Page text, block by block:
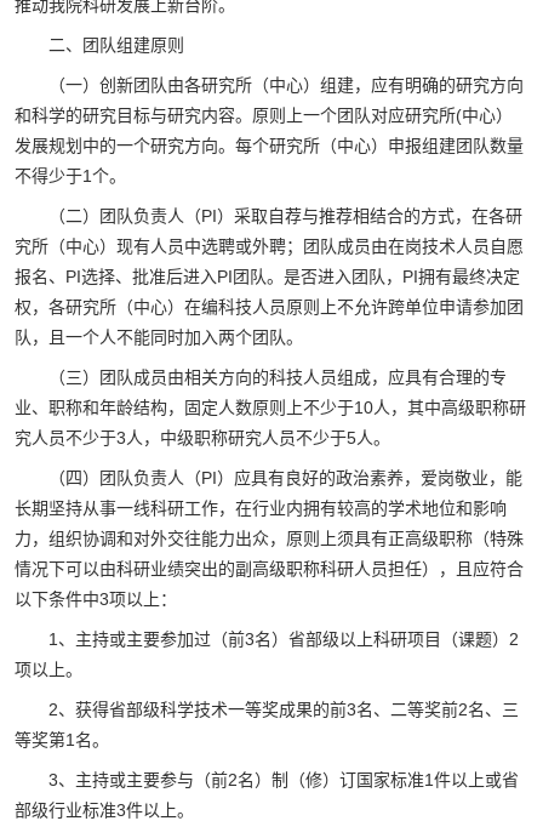
推动我院科研发展上新台阶。
二、团队组建原则
（一）创新团队由各研究所（中心）组建，应有明确的研究方向
和科学的研究目标与研究内容。原则上一个团队对应研究所(中心）
发展规划中的一个研究方向。每个研究所（中心）申报组建团队数量
不得少于1个。
（二）团队负责人（PI）采取自荐与推荐相结合的方式，在各研
究所（中心）现有人员中选聘或外聘；团队成员由在岗技术人员自愿
报名、PI选择、批准后进入PI团队。是否进入团队，PI拥有最终决定
权，各研究所（中心）在编科技人员原则上不允许跨单位申请参加团
队，且一个人不能同时加入两个团队。
（三）团队成员由相关方向的科技人员组成，应具有合理的专
业、职称和年龄结构，固定人数原则上不少于10人，其中高级职称研
究人员不少于3人，中级职称研究人员不少于5人。
（四）团队负责人（PI）应具有良好的政治素养，爱岗敬业，能
长期坚持从事一线科研工作，在行业内拥有较高的学术地位和影响
力，组织协调和对外交往能力出众，原则上须具有正高级职称（特殊
情况下可以由科研业绩突出的副高级职称科研人员担任），且应符合
以下条件中3项以上：
1、主持或主要参加过（前3名）省部级以上科研项目（课题）2
项以上。
2、获得省部级科学技术一等奖成果的前3名、二等奖前2名、三
等奖第1名。
3、主持或主要参与（前2名）制（修）订国家标准1件以上或省
部级行业标准3件以上。